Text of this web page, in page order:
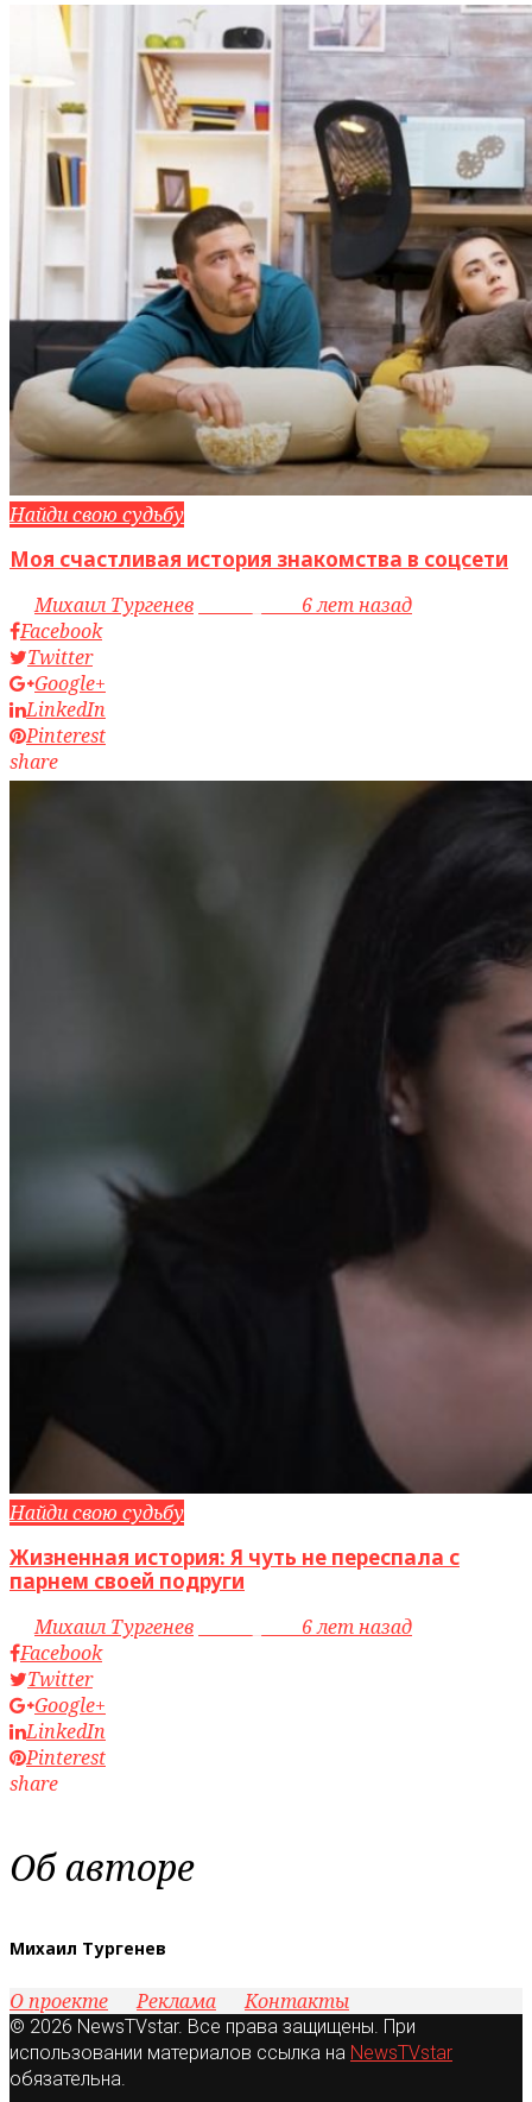
Найди свою судьбу
Моя счастливая история знакомства в соцсети
byМихаил Тургенев
6 лет назад
Facebook
Twitter
Google+
LinkedIn
Pinterest
share
Найди свою судьбу
Жизненная история: Я чуть не переспала с
парнем своей подруги
byМихаил Тургенев
6 лет назад
Facebook
Twitter
Google+
LinkedIn
Pinterest
share
Об авторе
Михаил Тургенев
О проекте Реклама Контакты
© 2026 NewsTVstar. Все права защищены. При
использовании материалов ссылка на NewsTVstar
обязательна.